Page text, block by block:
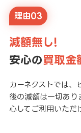
理由03
減額無し!
安心の買取金
カーネクストでは、
後の減額は一切あり
心してご利用いただ